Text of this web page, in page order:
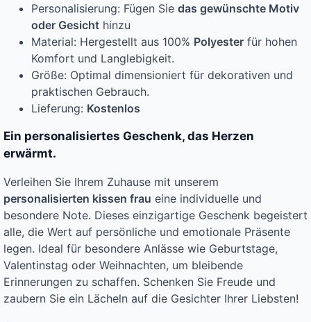
Personalisierung: Fügen Sie das gewünschte Motiv
oder Gesicht hinzu
Material: Hergestellt aus 100% Polyester für hohen
Komfort und Langlebigkeit.
Größe: Optimal dimensioniert für dekorativen und
praktischen Gebrauch.
Lieferung: Kostenlos
Ein personalisiertes Geschenk, das Herzen
erwärmt.
Verleihen Sie Ihrem Zuhause mit unserem
personalisierten kissen frau eine individuelle und
besondere Note. Dieses einzigartige Geschenk begeistert
alle, die Wert auf persönliche und emotionale Präsente
legen. Ideal für besondere Anlässe wie Geburtstage,
Valentinstag oder Weihnachten, um bleibende
Erinnerungen zu schaffen. Schenken Sie Freude und
zaubern Sie ein Lächeln auf die Gesichter Ihrer Liebsten!